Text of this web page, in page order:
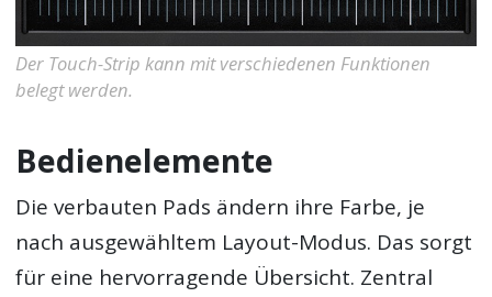
Der Touch-Strip kann mit verschiedenen Funktionen
belegt werden.
Bedienelemente
Die verbauten Pads ändern ihre Farbe, je
nach ausgewähltem Layout-Modus. Das sorgt
für eine hervorragende Übersicht. Zentral